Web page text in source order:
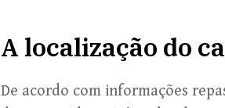
A localização do
De acordo com informações